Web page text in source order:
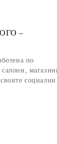
–
по
социални